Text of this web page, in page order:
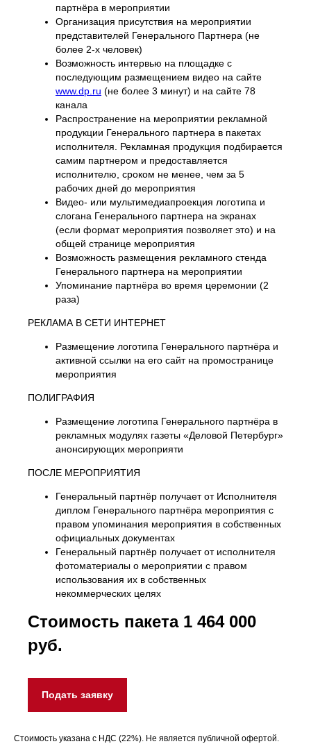
партнёра в мероприятии
Организация присутствия на мероприятии
представителей Генерального Партнера (не
более 2‑х человек)
Возможность интервью на площадке с
последующим размещением видео на сайте
www.dp.ru (не более 3 минут) и на сайте 78
канала
Распространение на мероприятии рекламной
продукции Генерального партнера в пакетах
исполнителя. Рекламная продукция подбирается
самим партнером и предоставляется
исполнителю, сроком не менее, чем за 5
рабочих дней до мероприятия
Видео- или мультимедиапроекция логотипа и
слогана Генерального партнера на экранах
(если формат мероприятия позволяет это) и на
общей странице мероприятия
Возможность размещения рекламного стенда
Генерального партнера на мероприятии
Упоминание партнёра во время церемонии (2
раза)
РЕКЛАМА В СЕТИ ИНТЕРНЕТ
Размещение логотипа Генерального партнёра и
активной ссылки на его сайт на промостранице
мероприятия
ПОЛИГРАФИЯ
Размещение логотипа Генерального партнёра в
рекламных модулях газеты «Деловой Петербург»
анонсирующих мероприяти
ПОСЛЕ МЕРОПРИЯТИЯ
Генеральный партнёр получает от Исполнителя
диплом Генерального партнёра мероприятия с
правом упоминания мероприятия в собственных
официальных документах
Генеральный партнёр получает от исполнителя
фотоматериалы о мероприятии с правом
использования их в собственных
некоммерческих целях
Стоимость пакета 1 464 000
руб.
Подать заявку
Стоимость указана с НДС (22%). Не является публичной офертой.